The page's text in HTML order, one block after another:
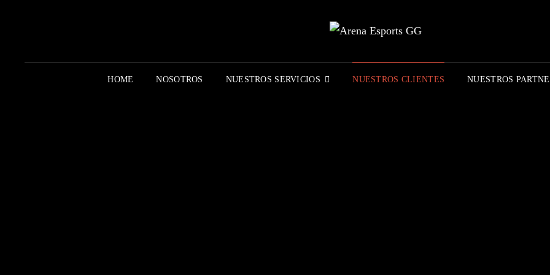
HOME NOSOTROS NUESTROS SERVICIOS NUESTROS CLIENTES NUESTROS